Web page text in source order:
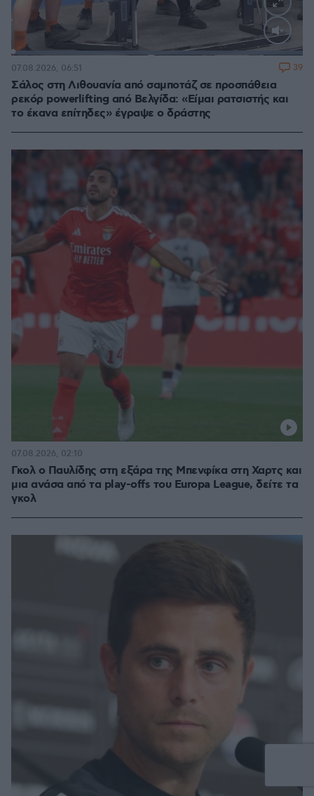
Loaded:
Σάλος στη Λιθουανία από σαμποτάζ σε προσπάθεια
ρεκόρ powerlifting από Βελγίδα: «Είμαι ρατσιστής και
το έκανα επίτηδες» έγραψε ο δράστης
07.08.2026, 06:51 39
Γκολ ο Παυλίδης στη εξάρα της Μπενφίκα στη Χαρτς και
μια ανάσα από τα play-offs του Europa League, δείτε τα
γκολ
07.08.2026, 02:10